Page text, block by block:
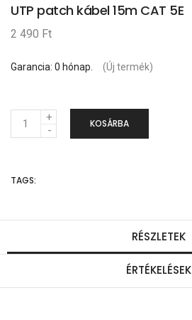
UTP patch kábel 15m CAT 5E
2 490 Ft
Garancia: 0 hónap. (Új termék)
e
n
g
KOSÁRBA
TAGS:
RÉSZLETEK
ÉRTÉKELÉSEK